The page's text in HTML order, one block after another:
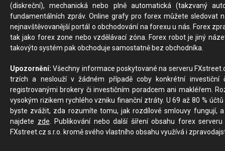
(diskreční), mechanická nebo plně automatická (takzvaný
fundamentálních zpráv. Online grafy pro forex můžete sledovat
nejnavštěvovanější portál o obchodování na forexu u nás. Forex
tak jako forex zone nebo vzdělávací zóna. Forex robot je jiný
takovýto systém pak obchoduje samostatně bez obchodníka.
Upozornění: Všechny informace poskytované na serveru
trzích a neslouží v žádném případě coby konkrétní investiční
registrovanými brokery či investičním poradcem ani makléřem.
vysokým rizikem rychlého vzniku finanční ztráty. U 69 až 80 %
byste zvážit, zda rozumíte tomu, jak rozdílové smlouvy fungují,
najdete zde. Publikování nebo další šíření obsahu forex
FXstreet.cz s.r.o. kromě svého vlastního obsahu využívá i